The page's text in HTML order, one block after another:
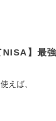
NISA】最
えば、